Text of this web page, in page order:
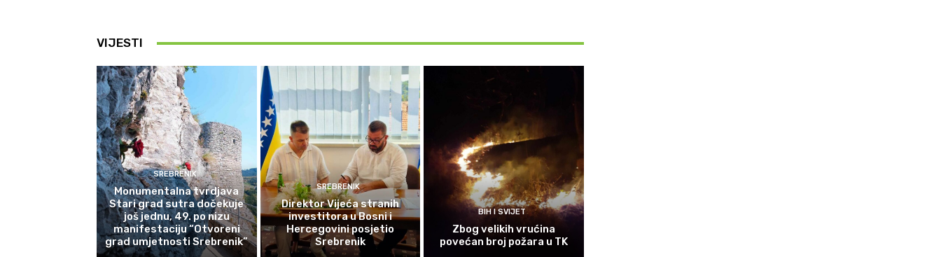
VIJESTI
SREBRENIK
Monumentalna tvrdjava
Stari grad sutra dočekuje
još jednu, 49. po nizu
manifestaciju “Otvoreni
grad umjetnosti Srebrenik”
SREBRENIK
Direktor Vijeća stranih
investitora u Bosni i
Hercegovini posjetio
Srebrenik
BIH I SVIJET
Zbog velikih vrućina
povećan broj požara u TK